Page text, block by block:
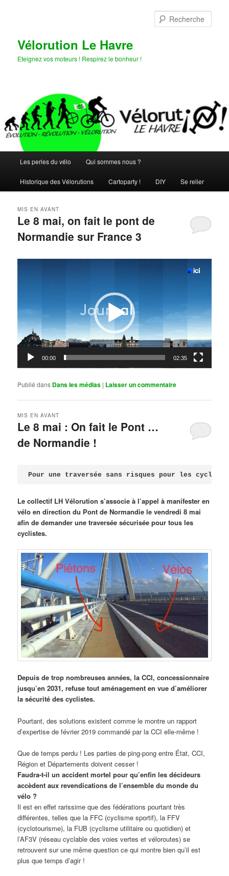
Vélorution Le Havre
Eteignez vos moteurs ! Respirez le bonheur !
principal
Les perles du vélo Qui sommes nous ?
Historique des Vélorutions Cartoparty ! DIY Se relier
Le 8 mai, on fait le pont de
Normandie sur France 3
MIS EN AVANT
00:00 02:35
Publié dans Dans les médias | Laisser un commentaire
Le 8 mai : On fait le Pont …
de Normandie !
MIS EN AVANT
Pour une traversée sans risques pour les
Le collectif LH Vélorution s’associe à l’appel à manifester en
vélo en direction du Pont de Normandie le vendredi 8 mai
afin de demander une traversée sécurisée pour tous les
cyclistes.
Depuis de trop nombreuses années, la CCI, concessionnaire
jusqu’en 2031, refuse tout aménagement en vue d’améliorer
la sécurité des cyclistes.
Pourtant, des solutions existent comme le montre un rapport
d’expertise de février 2019 commandé par la CCI elle-même !
Que de temps perdu ! Les parties de ping-pong entre État, CCI,
Région et Départements doivent cesser !
Faudra-t-il un accident mortel pour qu’enfin les décideurs
accèdent aux revendications de l’ensemble du monde du
vélo ?
Il est en effet rarissime que des fédérations pourtant très
différentes, telles que la FFC (cyclisme sportif), la FFV
(cyclotourisme), la FUB (cyclisme utilitaire ou quotidien) et
l’AF3V (réseau cyclable des voies vertes et véloroutes) se
retrouvent sur une même question ce qui montre bien qu’il est
plus que temps d’agir !